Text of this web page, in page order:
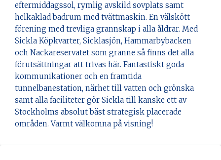
eftermiddagssol, rymlig avskild sovplats samt
helkaklad badrum med tvättmaskin. En välskött
förening med trevliga grannskap i alla åldrar. Med
Sickla Köpkvarter, Sicklasjön, Hammarbybacken
och Nackareservatet som granne så finns det alla
förutsättningar att trivas här. Fantastiskt goda
kommunikationer och en framtida
tunnelbanestation, närhet till vatten och grönska
samt alla faciliteter gör Sickla till kanske ett av
Stockholms absolut bäst strategisk placerade
områden. Varmt välkomna på visning!